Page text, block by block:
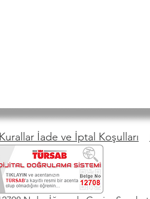
İade ve İptal Koşulları